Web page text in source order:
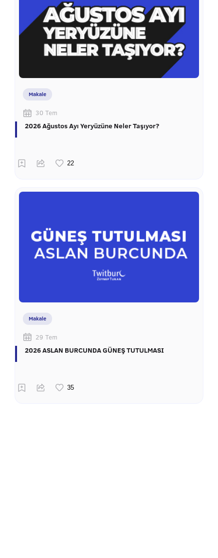
Makale
30 Tem
2026 Ağustos Ayı Yeryüzüne Neler Taşıyor?
Makale
29 Tem
2026 ASLAN BURCUNDA GÜNEŞ TUTULMASI